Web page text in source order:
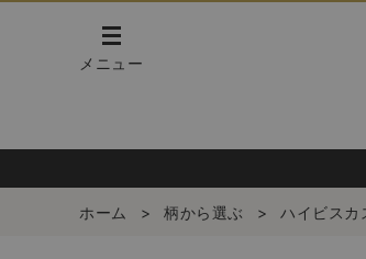
メニュー
ホーム > 柄から選ぶ > ハイビスカ